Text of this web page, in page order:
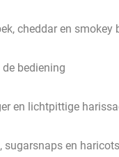
cheddar en smokey
bediening
en lichtpittige
sugarsnaps en